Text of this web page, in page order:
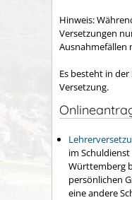
Hinweis:
Versetzungen
Ausnahmefällen
Es besteht in
Versetzung.
im
Württemberg
persönlichen
eine andere